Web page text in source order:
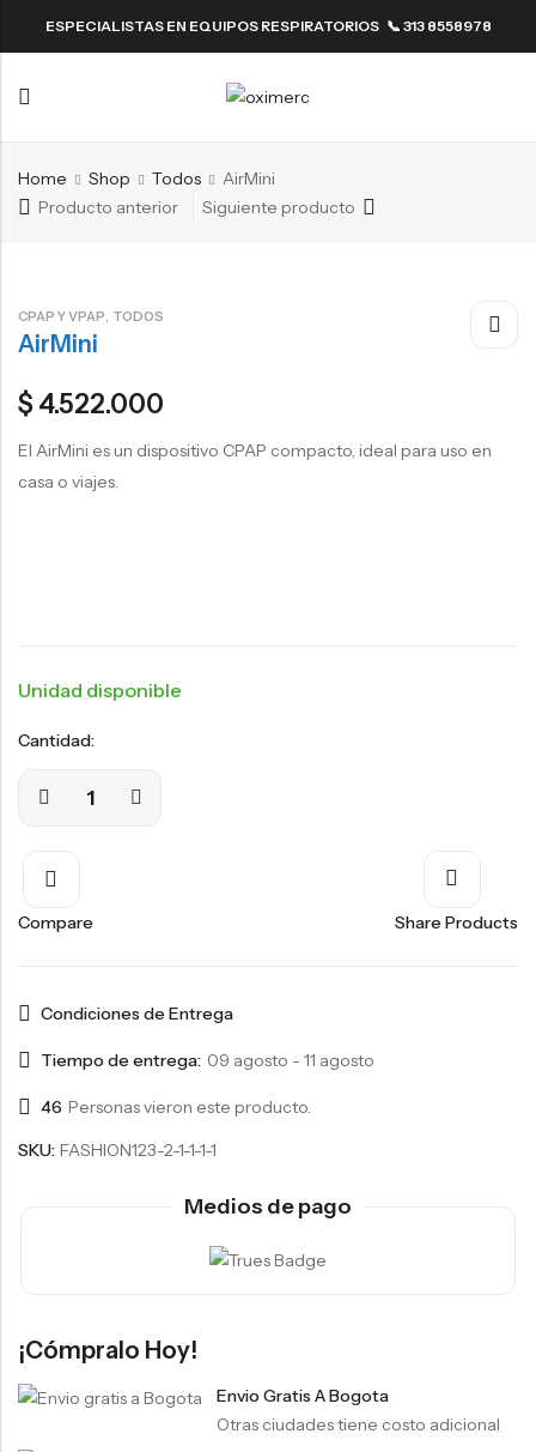
ESPECIALISTAS EN EQUIPOS RESPIRATORIOS 📞 313 8558978
Home Shop Todos
AirMini
Producto anterior
Siguiente producto
CPAP Y VPAP, TODOS
AirMini
$ 4.522.000
El AirMini es un dispositivo CPAP compacto, ideal para uso en
casa o viajes.
Unidad disponible
Cantidad:
Compare Share Products
Condiciones de Entrega
Tiempo de entrega: 09 agosto - 11 agosto
46 Personas vieron este producto.
SKU: FASHION123-2-1-1-1-1
Medios de pago
¡Cómpralo Hoy!
Envio Gratis A Bogota
Otras ciudades tiene costo adicional
Resmed
ResMed
Fisher & Paykel